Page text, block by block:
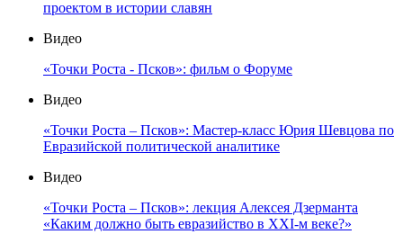
проектом в истории славян
Видео
«Точки Роста - Псков»: фильм о Форуме
Видео
«Точки Роста – Псков»: Мастер-класс Юрия Шевцова по
Евразийской политической аналитике
Видео
«Точки Роста – Псков»: лекция Алексея Дзерманта
«Каким должно быть евразийство в XXI-м веке?»